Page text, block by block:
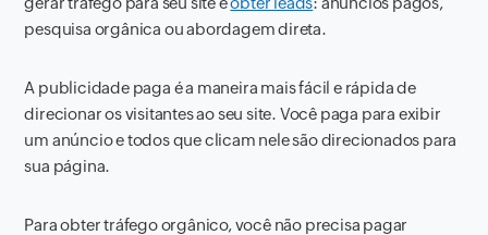
pesquisa orgânica ou abordagem direta.
A publicidade paga é a maneira mais fácil e rápida de
direcionar os visitantes ao seu site. Você paga para exibir
um anúncio e todos que clicam nele são direcionados para
sua página.
Para obter tráfego orgânico, você não precisa pagar